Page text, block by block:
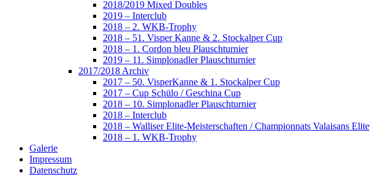
2018/2019 Mixed Doubles
2019 – Interclub
2018 – 2. WKB-Trophy
2018 – 51. Visper Kanne & 2. Stockalper Cup
2018 – 1. Cordon bleu Plauschturnier
2019 – 11. Simplonadler Plauschturnier
2017/2018 Archiv
2017 – 50. VisperKanne & 1. Stockalper Cup
2017 – Cup Schülo / Geschina Cup
2018 – 10. Simplonadler Plauschturnier
2018 – Interclub
2018 – Walliser Elite-Meisterschaften / Championnats Valaisans Elite
2018 – 1. WKB-Trophy
Galerie
Impressum
Datenschutz